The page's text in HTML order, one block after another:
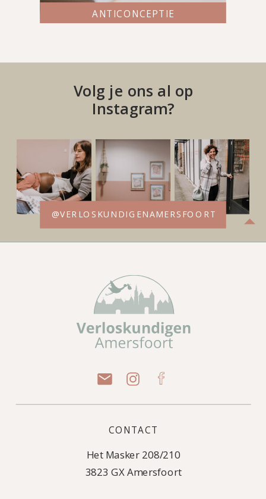
ANTICONCEPTIE
@VERLOSKUNDIGENAMERSFOORT
Volg je ons al op
Instagram?
CONTACT
Het Masker 208/210
3823 GX Amersfoort